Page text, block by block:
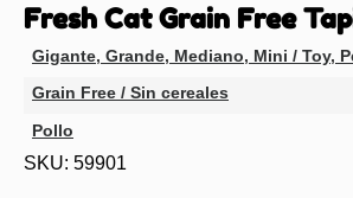
Fresh Cat Grain Free
Gigante, Grande, Mediano, Mini / Toy,
Grain Free / Sin cereales
Pollo
SKU: 59901